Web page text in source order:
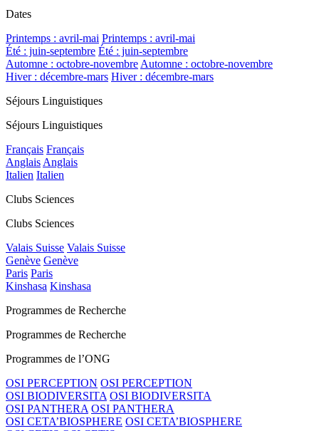
Dates
Printemps : avril-mai Printemps : avril-mai
Été : juin-septembre Été : juin-septembre
Automne : octobre-novembre Automne : octobre-novembre
Hiver : décembre-mars Hiver : décembre-mars
Séjours Linguistiques
Séjours Linguistiques
Français Français
Anglais Anglais
Italien Italien
Clubs Sciences
Clubs Sciences
Valais Suisse Valais Suisse
Genève Genève
Paris Paris
Kinshasa Kinshasa
Programmes de Recherche
Programmes de Recherche
Programmes de l’ONG
OSI PERCEPTION OSI PERCEPTION
OSI BIODIVERSITA OSI BIODIVERSITA
OSI PANTHERA OSI PANTHERA
OSI CETA’BIOSPHERE OSI CETA’BIOSPHERE